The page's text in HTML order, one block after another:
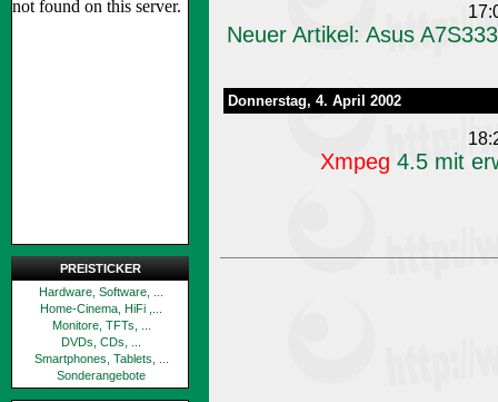
PREISTICKER
Hardware, Software, ...
Home-Cinema, HiFi ,...
Monitore, TFTs, ...
DVDs, CDs, ...
Smartphones, Tablets, ...
Sonderangebote
Neuer Artikel: Asus
Donnerstag, 4. April 2002
Xmpeg 4.5 mit